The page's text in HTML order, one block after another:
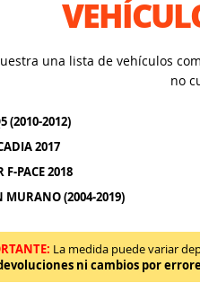
una lista de vehículos
no
(2010-2012)
2017
F-PACE 2018
MURANO (2004-2019)
La medida puede variar
ni cambios por